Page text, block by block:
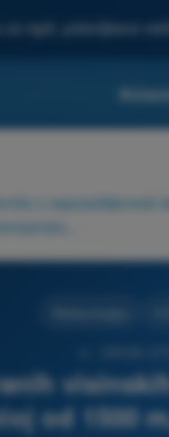
ispit, poboljšana
Kvizovi
o osposobljenosti
od 1500